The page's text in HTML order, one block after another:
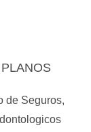
de Seguros,